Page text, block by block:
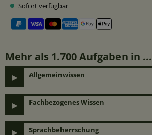
Sofort verfügbar
Mehr als 1.700 Aufgaben in ...
Allgemeinwissen
Fachbezogenes Wissen
Sprachbeherrschung